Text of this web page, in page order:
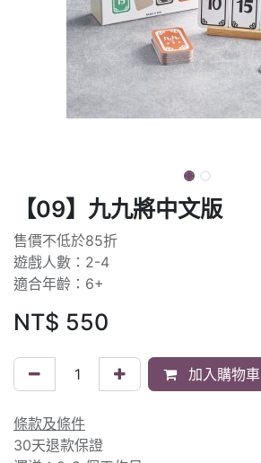
【09】九九將中文版
售價不低於85折
遊戲人數：2-4
適合年齡：6+
NT$ 550
加入購物車
條款及條件
30天退款保證